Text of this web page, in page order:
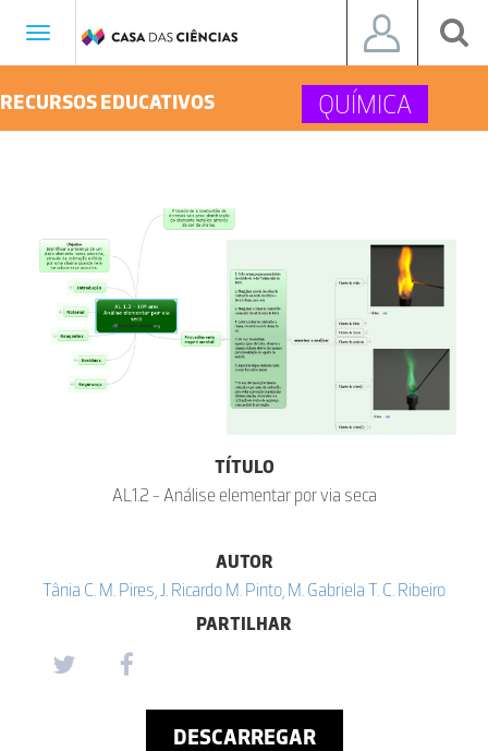
Toggle
RECURSOS EDUCATIVOS QUÍMICA
TÍTULO
AL1.2 - Análise elementar por via seca
AUTOR
Tânia C. M. Pires, J. Ricardo M. Pinto, M. Gabriela T. C. Ribeiro
PARTILHAR
DESCARREGAR